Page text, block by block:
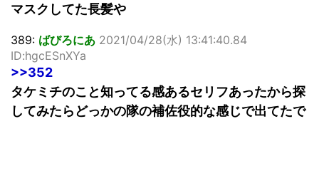
マスクしてた長髪や
389: ばびろにあ 2021/04/28(水) 13:41:40.84
ID:hgcESnXYa
>>352
タケミチのこと知ってる感あるセリフあったから探
してみたらどっかの隊の補佐役的な感じで出てたで